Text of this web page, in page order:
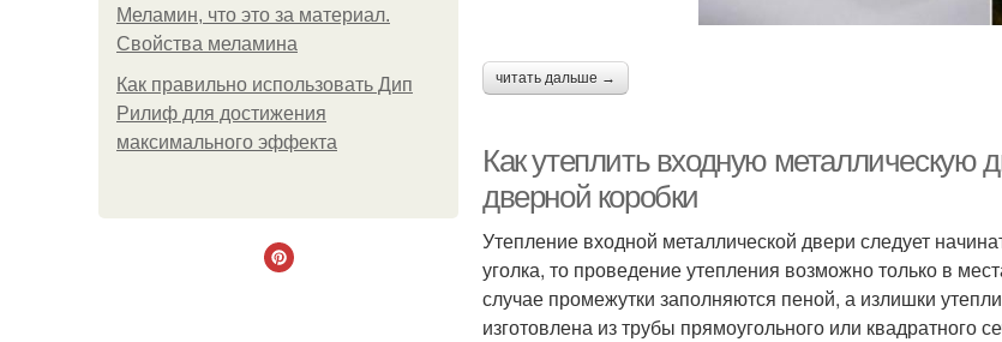
Меламин, что это за материал.
Свойства меламина
Как правильно использовать Дип
Рилиф для достижения
максимального эффекта
читать дальше →
Как утеплить входную металлическую
дверной коробки
Утепление входной металлической двери следует
уголка, то проведение утепления возможно только в
случае промежутки заполняются пеной, а излишки
изготовлена из трубы прямоугольного или квадратного